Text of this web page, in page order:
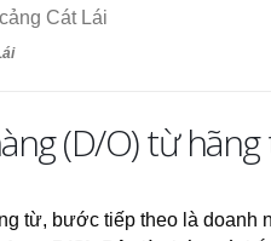
(D/O) từ
từ, bước tiếp theo là doanh